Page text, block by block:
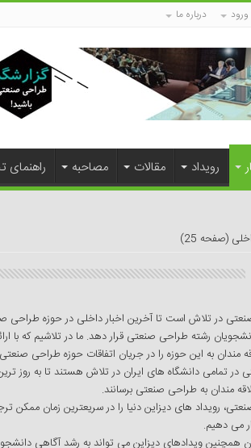
ورود درباره ما
رویداد مقالات مصاحبه راهنمای
(صفحه 25)
در تلاش است تا آخرین اخبار داخلی در حوزه طراحی
رشته طراحی صنعتی قرار دهد. ما در تلاشیم که با
مندان به این حوزه را در جریان اتفاقات حوزه طراحی
تمامی دانشگاه های ایران در تلاش هستند تا به روز ترین
مندان به طراحی صنعتی برسانند.
رویداد های دیزاین دنیا را در سریعترین زمان ممکن
می دهیم.
همچنین ویدادهای دیزاین می تواند به رشد آگاهی